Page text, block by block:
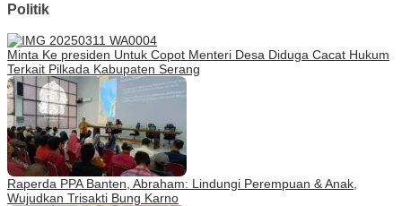
Politik
Minta Ke presiden Untuk Copot Menteri Desa Diduga Cacat Hukum
Terkait Pilkada Kabupaten Serang
Raperda PPA Banten, Abraham: Lindungi Perempuan & Anak,
Wujudkan Trisakti Bung Karno